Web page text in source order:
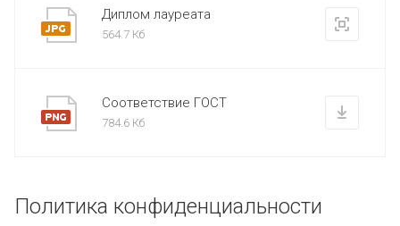
Диплом лауреата
564.7 Кб
Соответствие ГОСТ
784.6 Кб
Политика конфиденциальности